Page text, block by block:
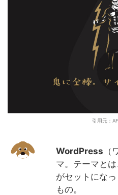
引用元：
WordPress
マ。テーマと
がセットにな
もの。